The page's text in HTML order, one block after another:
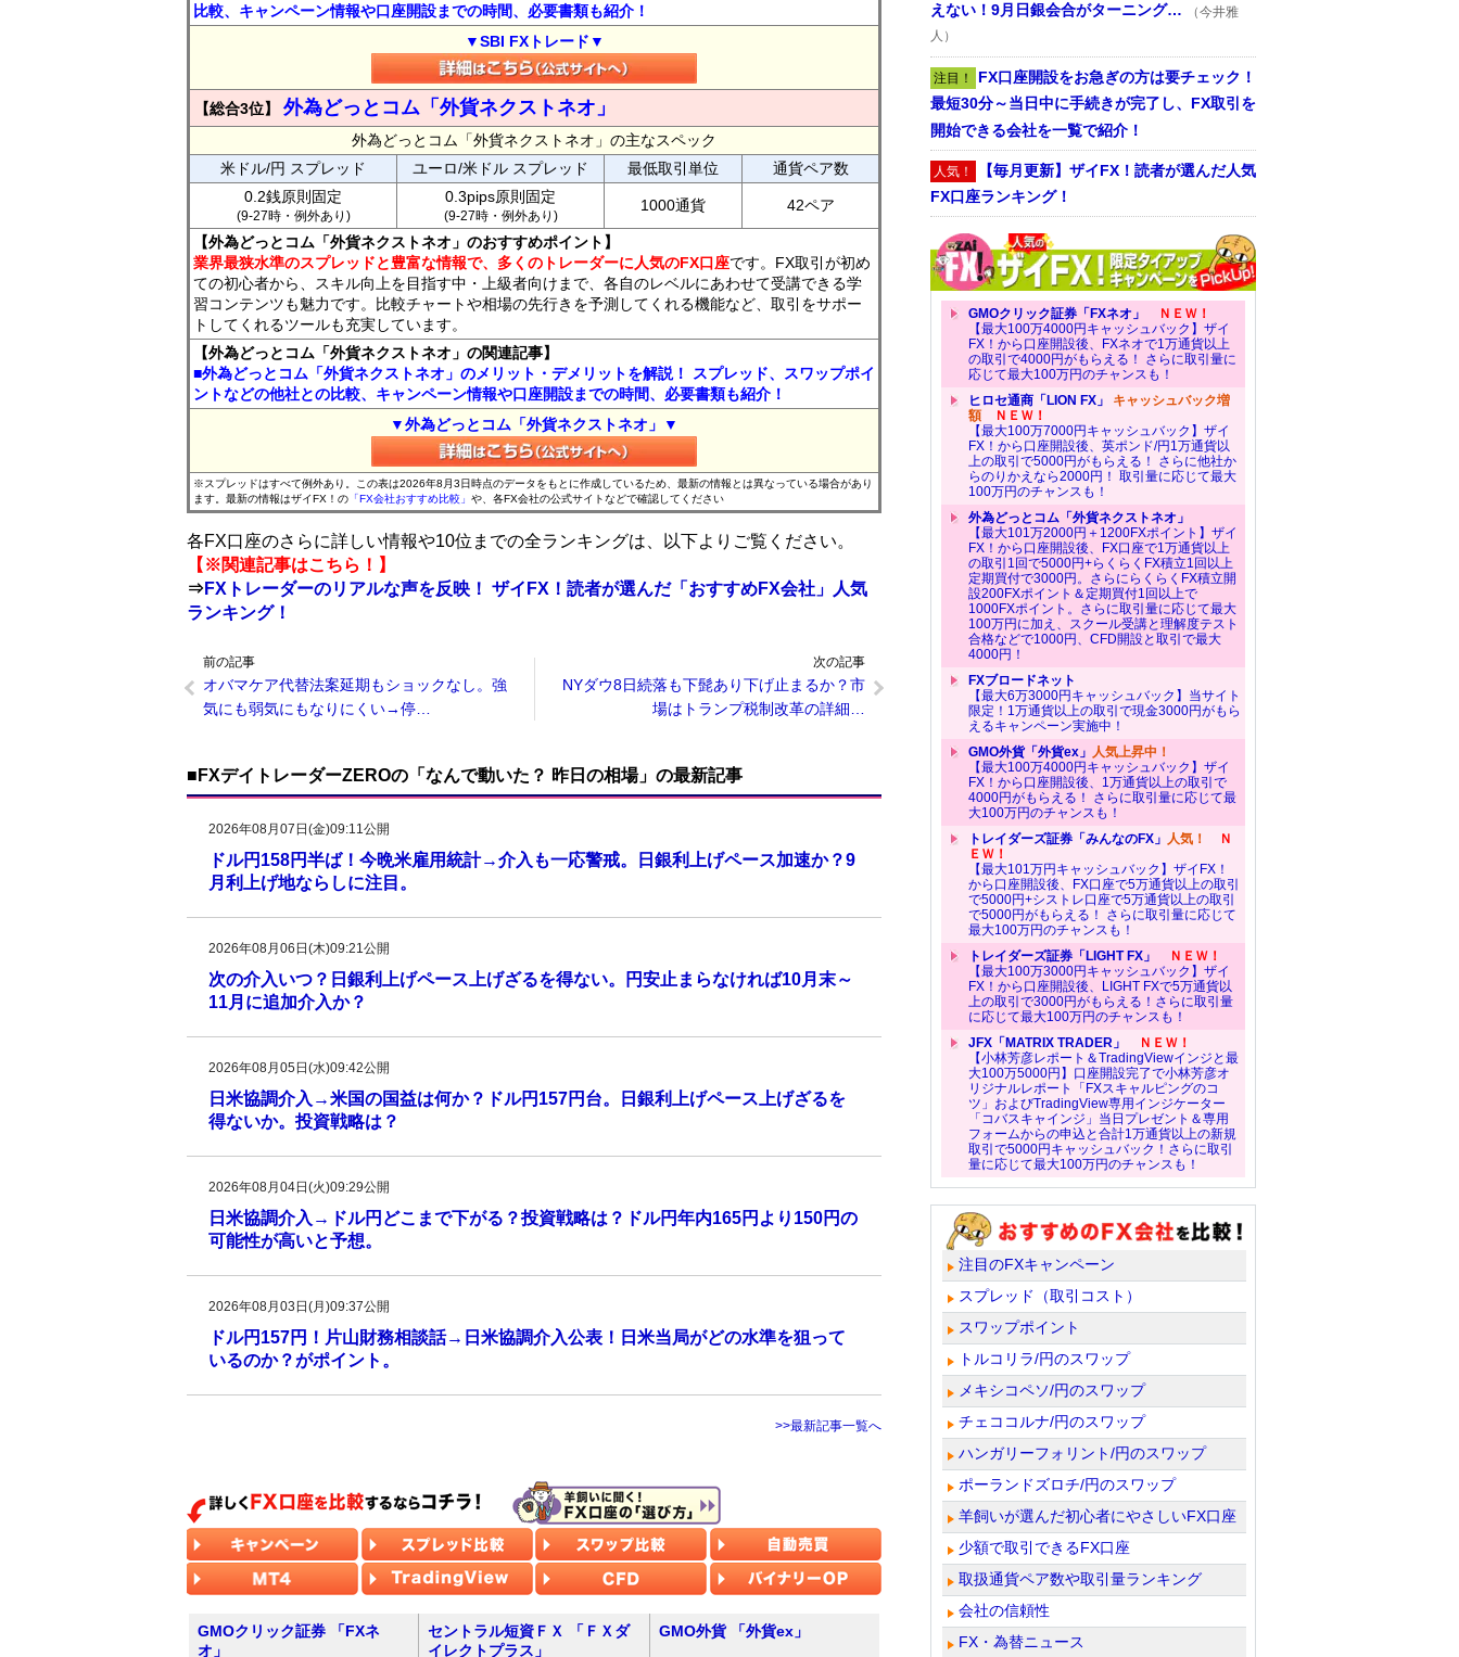
比較、キャンペーン情報や口座開設までの時間、必要書類も紹介！
▼SBI FXトレード▼
【総合3位】 外為どっとコム「外貨ネクストネオ」
外為どっとコム「外貨ネクストネオ」の主なスペック
米ドル/円 スプレッド
ユーロ/米ドル スプレッド 最低取引単位
通貨ペア数
0.2銭原則固定
(9-27時・例外あり)
0.3pips原則固定
(9-27時・例外あり)
1000通貨 42ペア
【外為どっとコム「外貨ネクストネオ」のおすすめポイント】
業界最狭水準のスプレッドと豊富な情報で、多くのトレーダーに人気のFX口座です。FX取引が初め
ての初心者から、スキル向上を目指す中・上級者向けまで、各自のレベルにあわせて受講できる学
習コンテンツも魅力です。比較チャートや相場の先行きを予測してくれる機能など、取引をサポー
トしてくれるツールも充実しています。
【外為どっとコム「外貨ネクストネオ」の関連記事】
■外為どっとコム「外貨ネクストネオ」のメリット・デメリットを解説！ スプレッド、スワップポイ
ントなどの他社との比較、キャンペーン情報や口座開設までの時間、必要書類も紹介！
▼外為どっとコム「外貨ネクストネオ」▼
※スプレッドはすべて例外あり。この表は2026年8月3日時点のデータをもとに作成しているため、最新の情報とは異なっている場合があり
ます。最新の情報はザイFX！の 「FX会社おすすめ比較」 や、各FX会社の公式サイトなどで確認してください
各FX口座のさらに詳しい情報や10位までの全ランキングは、以下よりご覧ください。
【※関連記事はこちら！】
⇒FXトレーダーのリアルな声を反映！ ザイFX！読者が選んだ「おすすめFX会社」人気
ランキング！
前の記事
オバマケア代替法案延期もショックなし。強
気にも弱気にもなりにくい→停…
次の記事
NYダウ8日続落も下髭あり下げ止まるか？市
場はトランプ税制改革の詳細…
■FXデイトレーダーZEROの「なんで動いた？ 昨日の相場」の最新記事
2026年08月07日(金)09:11公開
ドル円158円半ば！今晩米雇用統計→介入も一応警戒。日銀利上げペース加速か？9
月利上げ地ならしに注目。
2026年08月06日(木)09:21公開
次の介入いつ？日銀利上げペース上げざるを得ない。円安止まらなければ10月末～
11月に追加介入か？
2026年08月05日(水)09:42公開
日米協調介入→米国の国益は何か？ドル円157円台。日銀利上げペース上げざるを
得ないか。投資戦略は？
2026年08月04日(火)09:29公開
日米協調介入→ドル円どこまで下がる？投資戦略は？ドル円年内165円より150円の
可能性が高いと予想。
2026年08月03日(月)09:37公開
ドル円157円！片山財務相談話→日米協調介入公表！日米当局がどの水準を狙って
いるのか？がポイント。
>>最新記事一覧へ
GMOクリック証券 「FXネ
オ」
セントラル短資ＦＸ 「ＦＸダ
イレクトプラス」
GMO外貨 「外貨ex」
えない！9月日銀会合がターニング…
（今井雅
人）
注目！ FX口座開設をお急ぎの方は要チェック！
最短30分～当日中に手続きが完了し、FX取引を
開始できる会社を一覧で紹介！
人気！ 【毎月更新】ザイFX！読者が選んだ人気
FX口座ランキング！
GMOクリック証券「FXネオ」
ＮＥＷ！
【最大100万4000円キャッシュバック】ザイ
FX！から口座開設後、FXネオで1万通貨以上
の取引で4000円がもらえる！ さらに取引量に
応じて最大100万円のチャンスも！
ヒロセ通商「LION FX」 キャッシュバック増
額ＮＥＷ！
【最大100万7000円キャッシュバック】ザイ
FX！から口座開設後、英ポンド/円1万通貨以
上の取引で5000円がもらえる！ さらに他社か
らのりかえなら2000円！ 取引量に応じて最大
100万円のチャンスも！
外為どっとコム「外貨ネクストネオ」
【最大101万2000円＋1200FXポイント】ザイ
FX！から口座開設後、FX口座で1万通貨以上
の取引1回で5000円+らくらくFX積立1回以上
定期買付で3000円。さらにらくらくFX積立開
設200FXポイント＆定期買付1回以上で
1000FXポイント。さらに取引量に応じて最大
100万円に加え、スクール受講と理解度テスト
合格などで1000円、CFD開設と取引で最大
4000円！
FXブロードネット
【最大6万3000円キャッシュバック】当サイト
限定！1万通貨以上の取引で現金3000円がもら
えるキャンペーン実施中！
GMO外貨「外貨ex」 人気上昇中！
【最大100万4000円キャッシュバック】ザイ
FX！から口座開設後、1万通貨以上の取引で
4000円がもらえる！ さらに取引量に応じて最
大100万円のチャンスも！
トレイダーズ証券「みんなのFX」 人気！
Ｎ
ＥＷ！
【最大101万円キャッシュバック】ザイFX！
から口座開設後、FX口座で5万通貨以上の取引
で5000円+シストレ口座で5万通貨以上の取引
で5000円がもらえる！ さらに取引量に応じて
最大100万円のチャンスも！
トレイダーズ証券「LIGHT FX」
ＮＥＷ！
【最大100万3000円キャッシュバック】ザイ
FX！から口座開設後、LIGHT FXで5万通貨以
上の取引で3000円がもらえる！さらに取引量
に応じて最大100万円のチャンスも！
JFX「MATRIX TRADER」
ＮＥＷ！
【小林芳彦レポート＆TradingViewインジと最
大100万5000円】口座開設完了で小林芳彦オ
リジナルレポート「FXスキャルピングのコ
ツ」およびTradingView専用インジケーター
「コバスキャインジ」当日プレゼント＆専用
フォームからの申込と合計1万通貨以上の新規
取引で5000円キャッシュバック！さらに取引
量に応じて最大100万円のチャンスも！
注目のFXキャンペーン
スプレッド（取引コスト）
スワップポイント
トルコリラ/円のスワップ
メキシコペソ/円のスワップ
チェココルナ/円のスワップ
ハンガリーフォリント/円のスワップ
ポーランドズロチ/円のスワップ
羊飼いが選んだ初心者にやさしいFX口座
少額で取引できるFX口座
取扱通貨ペア数や取引量ランキング
会社の信頼性
FX・為替ニュース